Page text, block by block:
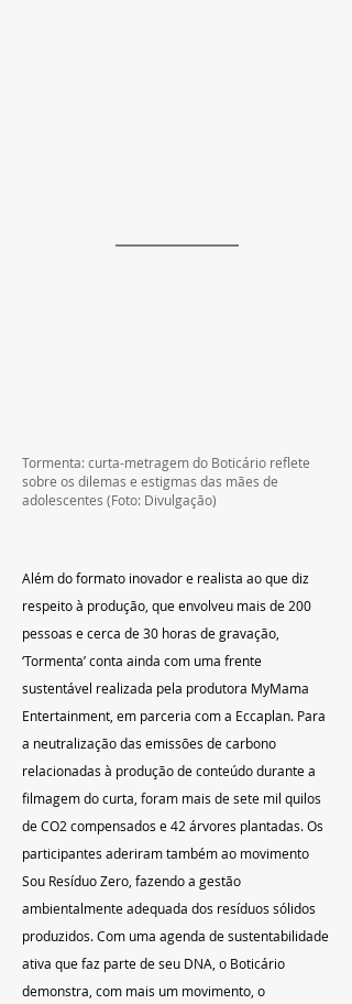
Tormenta: curta-metragem do Boticário reflete
sobre os dilemas e estigmas das mães de
adolescentes (Foto: Divulgação)
Além do formato inovador e realista ao que diz
respeito à produção, que envolveu mais de 200
pessoas e cerca de 30 horas de gravação,
‘Tormenta’ conta ainda com uma frente
sustentável realizada pela produtora MyMama
Entertainment, em parceria com a Eccaplan. Para
a neutralização das emissões de carbono
relacionadas à produção de conteúdo durante a
filmagem do curta, foram mais de sete mil quilos
de CO2 compensados e 42 árvores plantadas. Os
participantes aderiram também ao movimento
Sou Resíduo Zero, fazendo a gestão
ambientalmente adequada dos resíduos sólidos
produzidos. Com uma agenda de sustentabilidade
ativa que faz parte de seu DNA, o Boticário
demonstra, com mais um movimento, o